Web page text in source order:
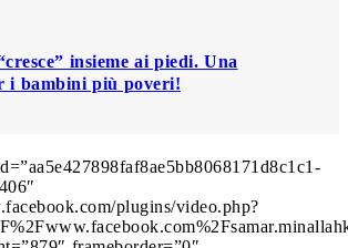
insieme ai piedi. Una
i bambini più poveri!
plugins/video.php?